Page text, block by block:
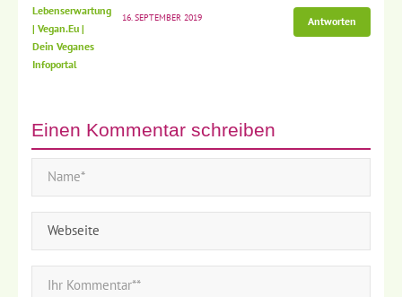
Lebenserwartung
| Vegan.eu |
Dein Veganes
Infoportal
Antworten
16. SEPTEMBER 2019
Einen Kommentar schreiben